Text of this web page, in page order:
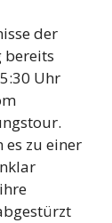
der
bereits
Uhr
zu einer